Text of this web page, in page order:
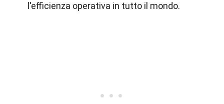
l'efficienza operativa in tutto il mondo.